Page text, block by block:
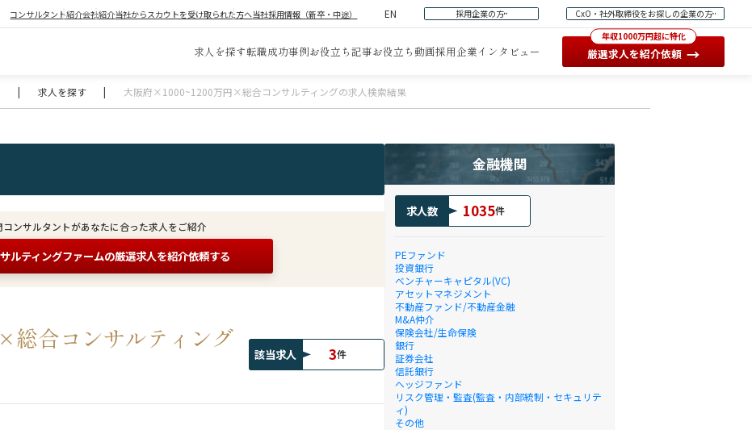
コンサルタント紹介会社紹介当社からスカウトを受け取られた方へ当社採用情報（新卒・中途） EN 採用企業の方 CxO・社外取締役をお探しの企業の方
求人を探す転職成功事例お役立ち記事お役立ち動画採用企業インタビュー
年収1000万円超に特化
厳選求人を紹介依頼 →
| 求人を探す | 大阪府×1000~1200万円×総合コンサルティングの求人検索結果
ンサルタントがあなたに合った求人をご紹介
ルティングファームの厳選求人を紹介依頼する
総合コンサルティング
該当求人 3件
金融機関
求人数 1035件
PEファンド
投資銀行
ベンチャーキャピタル(VC)
アセットマネジメント
不動産ファンド/不動産金融
M&A仲介
保険会社/生命保険
銀行
証券会社
信託銀行
ヘッジファンド
リスク管理・監査(監査・内部統制・セキュリテ
ィ)
その他